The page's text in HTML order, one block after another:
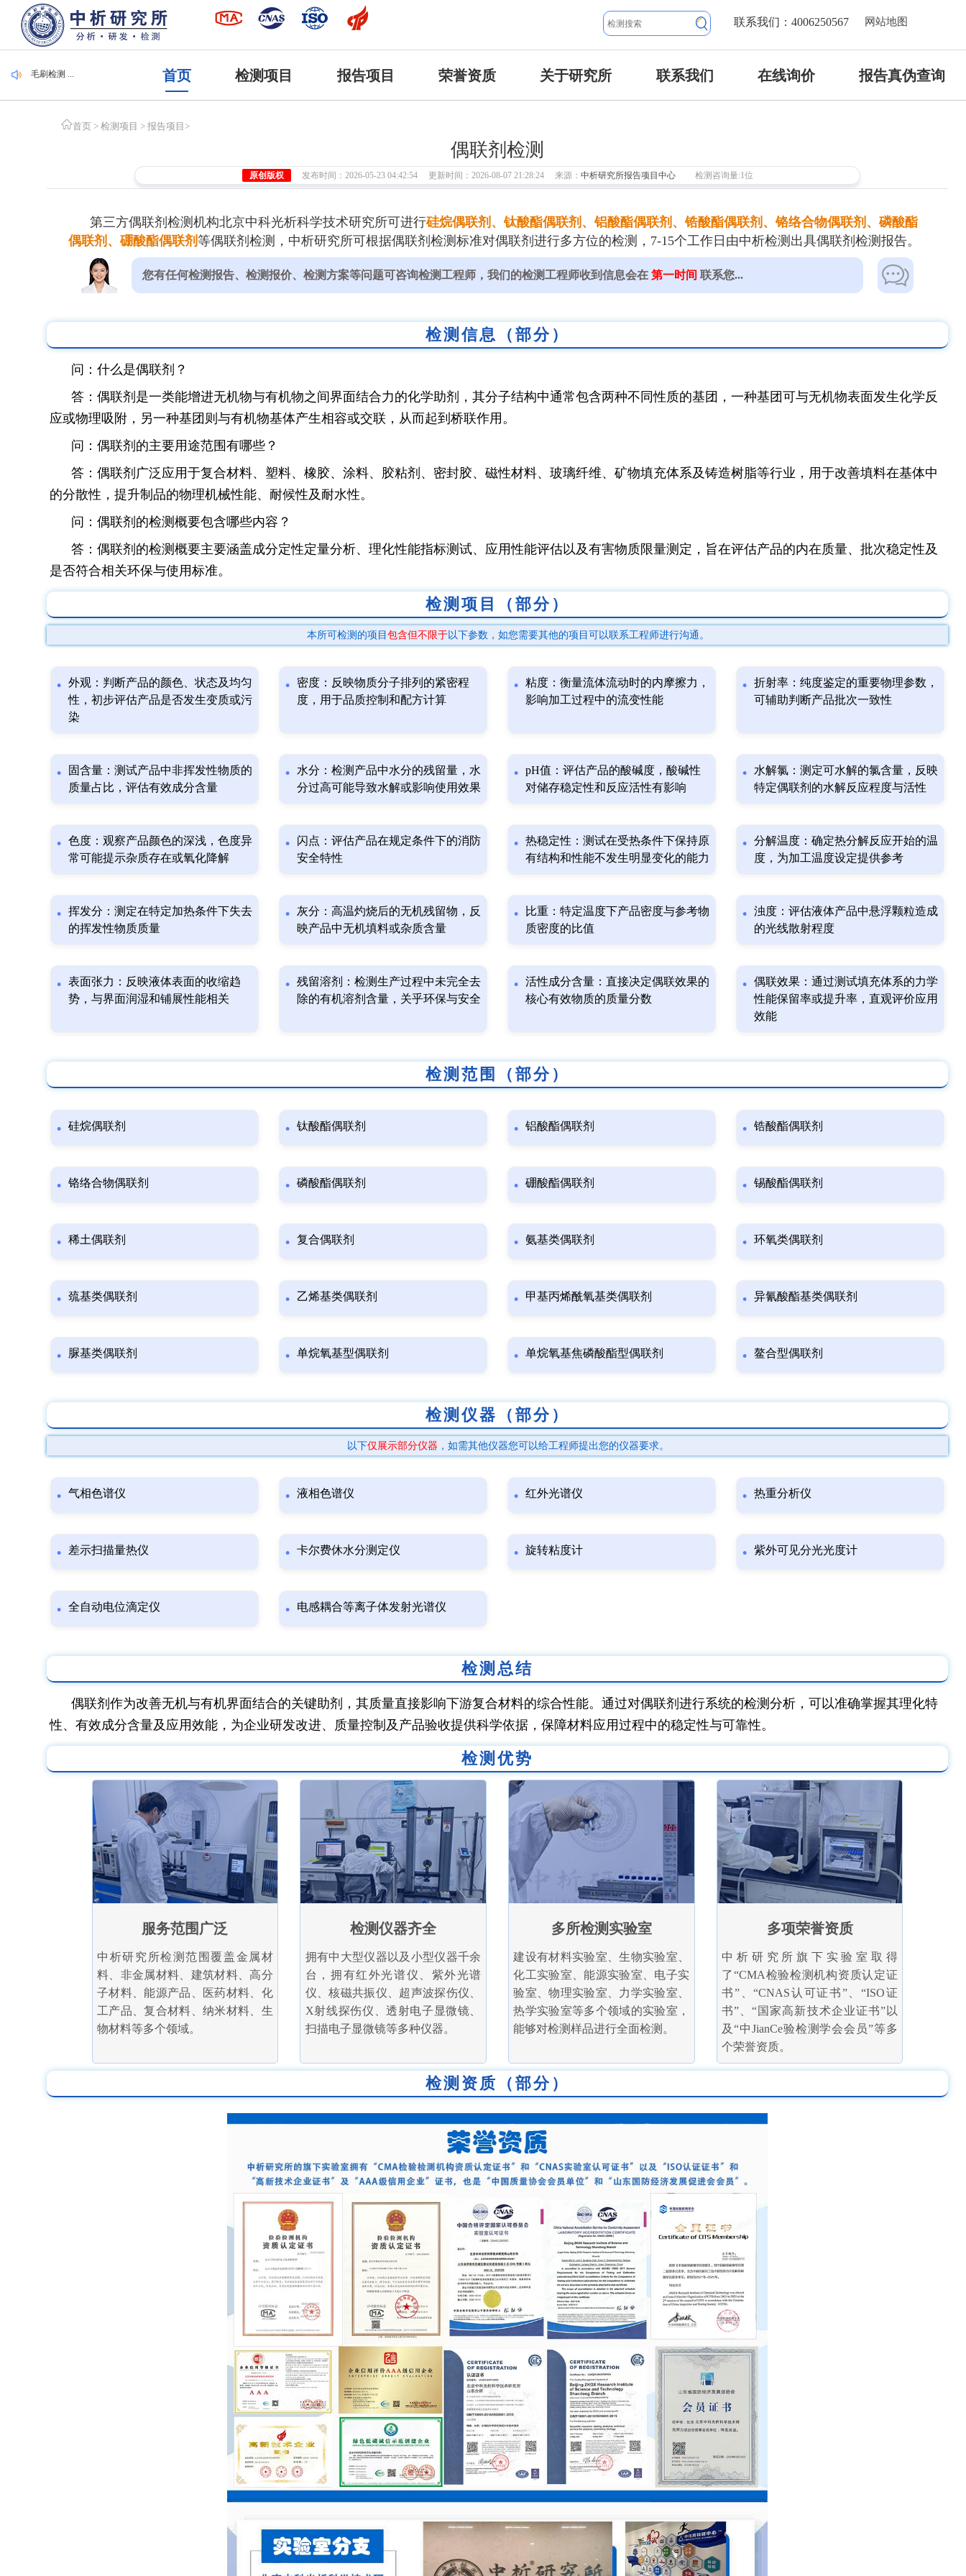
网站地图
联系我们：4006250567
毛刷检测 ...
集装袋检测 ...
潜水服检测 ...
毛刷检测 ...
首页 检测项目 报告项目 荣誉资质 关于研究所 联系我们 在线询价 报告真伪查询
首页 > 检测项目 > 报告项目 >
偶联剂检测
原创版权 发布时间：2026-05-23 04:42:54 更新时间：2026-08-07 21:28:24 来源： 中析研究所报告项目中心 检测咨询量:1位
第三方偶联剂检测机构北京中科光析科学技术研究所可进行硅烷偶联剂、钛酸酯偶联剂、铝酸酯偶联剂、锆酸酯偶联剂、铬络合物偶联剂、磷酸酯
偶联剂、硼酸酯偶联剂等偶联剂检测，中析研究所可根据偶联剂检测标准对偶联剂进行多方位的检测，7-15个工作日由中析检测出具偶联剂检测报告。
您有任何检测报告、检测报价、检测方案等问题可咨询检测工程师，我们的检测工程师收到信息会在第一时间 联系您...
检测信息（部分）
问：什么是偶联剂？
答：偶联剂是一类能增进无机物与有机物之间界面结合力的化学助剂，其分子结构中通常包含两种不同性质的基团，一种基团可与无机物表面发生化学反
应或物理吸附，另一种基团则与有机物基体产生相容或交联，从而起到桥联作用。
问：偶联剂的主要用途范围有哪些？
答：偶联剂广泛应用于复合材料、塑料、橡胶、涂料、胶粘剂、密封胶、磁性材料、玻璃纤维、矿物填充体系及铸造树脂等行业，用于改善填料在基体中
的分散性，提升制品的物理机械性能、耐候性及耐水性。
问：偶联剂的检测概要包含哪些内容？
答：偶联剂的检测概要主要涵盖成分定性定量分析、理化性能指标测试、应用性能评估以及有害物质限量测定，旨在评估产品的内在质量、批次稳定性及
是否符合相关环保与使用标准。
检测项目（部分）
本所可检测的项目 包含但不限于以下参数，如您需要其他的项目可以联系工程师进行沟通。
外观：判断产品的颜色、状态及均匀
性，初步评估产品是否发生变质或污
染
密度：反映物质分子排列的紧密程
度，用于品质控制和配方计算
粘度：衡量流体流动时的内摩擦力，
影响加工过程中的流变性能
折射率：纯度鉴定的重要物理参数，
可辅助判断产品批次一致性
固含量：测试产品中非挥发性物质的
质量占比，评估有效成分含量
水分：检测产品中水分的残留量，水
分过高可能导致水解或影响使用效果
pH值：评估产品的酸碱度，酸碱性
对储存稳定性和反应活性有影响
水解氯：测定可水解的氯含量，反映
特定偶联剂的水解反应程度与活性
色度：观察产品颜色的深浅，色度异
常可能提示杂质存在或氧化降解
闪点：评估产品在规定条件下的消防
安全特性
热稳定性：测试在受热条件下保持原
有结构和性能不发生明显变化的能力
分解温度：确定热分解反应开始的温
度，为加工温度设定提供参考
挥发分：测定在特定加热条件下失去
的挥发性物质质量
灰分：高温灼烧后的无机残留物，反
映产品中无机填料或杂质含量
比重：特定温度下产品密度与参考物
质密度的比值
浊度：评估液体产品中悬浮颗粒造成
的光线散射程度
表面张力：反映液体表面的收缩趋
势，与界面润湿和铺展性能相关
残留溶剂：检测生产过程中未完全去
除的有机溶剂含量，关乎环保与安全
活性成分含量：直接决定偶联效果的
核心有效物质的质量分数
偶联效果：通过测试填充体系的力学
性能保留率或提升率，直观评价应用
效能
检测范围（部分）
硅烷偶联剂 钛酸酯偶联剂 铝酸酯偶联剂 锆酸酯偶联剂
铬络合物偶联剂 磷酸酯偶联剂 硼酸酯偶联剂 锡酸酯偶联剂
稀土偶联剂 复合偶联剂 氨基类偶联剂 环氧类偶联剂
巯基类偶联剂 乙烯基类偶联剂 甲基丙烯酰氧基类偶联剂 异氰酸酯基类偶联剂
脲基类偶联剂 单烷氧基型偶联剂 单烷氧基焦磷酸酯型偶联剂 鳌合型偶联剂
检测仪器（部分）
以下仅展示部分仪器 ，如需其他仪器您可以给工程师提出您的仪器要求。
气相色谱仪 液相色谱仪 红外光谱仪 热重分析仪
差示扫描量热仪 卡尔费休水分测定仪 旋转粘度计 紫外可见分光光度计
全自动电位滴定仪 电感耦合等离子体发射光谱仪
检测总结
偶联剂作为改善无机与有机界面结合的关键助剂，其质量直接影响下游复合材料的综合性能。通过对偶联剂进行系统的检测分析，可以准确掌握其理化特
性、有效成分含量及应用效能，为企业研发改进、质量控制及产品验收提供科学依据，保障材料应用过程中的稳定性与可靠性。
检测优势
服务范围广泛
中析研究所检测范围覆盖金属材
料、非金属材料、建筑材料、高分
子材料、能源产品、医药材料、化
工产品、复合材料、纳米材料、生
物材料等多个领域。
检测仪器齐全
拥有中大型仪器以及小型仪器千余
台，拥有红外光谱仪、紫外光谱
仪、核磁共振仪、超声波探伤仪、
X射线探伤仪、透射电子显微镜、
扫描电子显微镜等多种仪器。
多所检测实验室
建设有材料实验室、生物实验室、
化工实验室、能源实验室、电子实
验室、物理实验室、力学实验室、
热学实验室等多个领域的实验室，
能够对检测样品进行全面检测。
多项荣誉资质
中析研究所旗下实验室取得
了“CMA检验检测机构资质认定证
书”、“CNAS认可证书”、“ISO证
书”、“国家高新技术企业证书”以
及“中JianCe验检测学会会员”等多
个荣誉资质。
检测资质（部分）